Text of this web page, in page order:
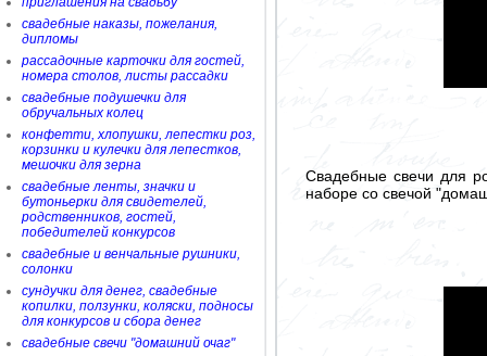
свадебные наказы, пожелания,
дипломы
рассадочные карточки для гостей,
номера столов, листы рассадки
свадебные подушечки для
обручальных колец
конфетти, хлопушки, лепестки роз,
корзинки и кулечки для лепестков,
мешочки для зерна
свадебные ленты, значки и
бутоньерки для свидетелей,
родственников, гостей,
победителей конкурсов
свадебные и венчальные рушники,
солонки
сундучки для денег, свадебные
копилки, ползунки, коляски, подносы
для конкурсов и сбора денег
свадебные свечи "домашний очаг"
Свадебные свечи для
наборе со свечой